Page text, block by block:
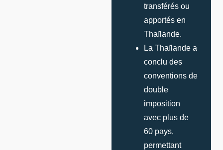
transférés ou
apportés en
Thaïlande.
La Thaïlande a
conclu des
conventions de
double
imposition
avec plus de
60 pays,
permettant